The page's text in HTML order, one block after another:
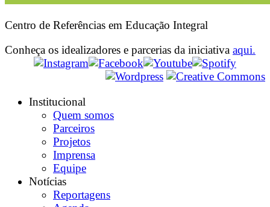
Centro de Referências em Educação Integral
Conheça os idealizadores e parcerias da iniciativa aqui.
Institucional
Quem somos
Parceiros
Projetos
Imprensa
Equipe
Notícias
Reportagens